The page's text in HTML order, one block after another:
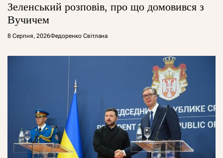
Зеленський розповів, про що домовився з
Вучичем
8 Серпня, 2026Федоренко Світлана